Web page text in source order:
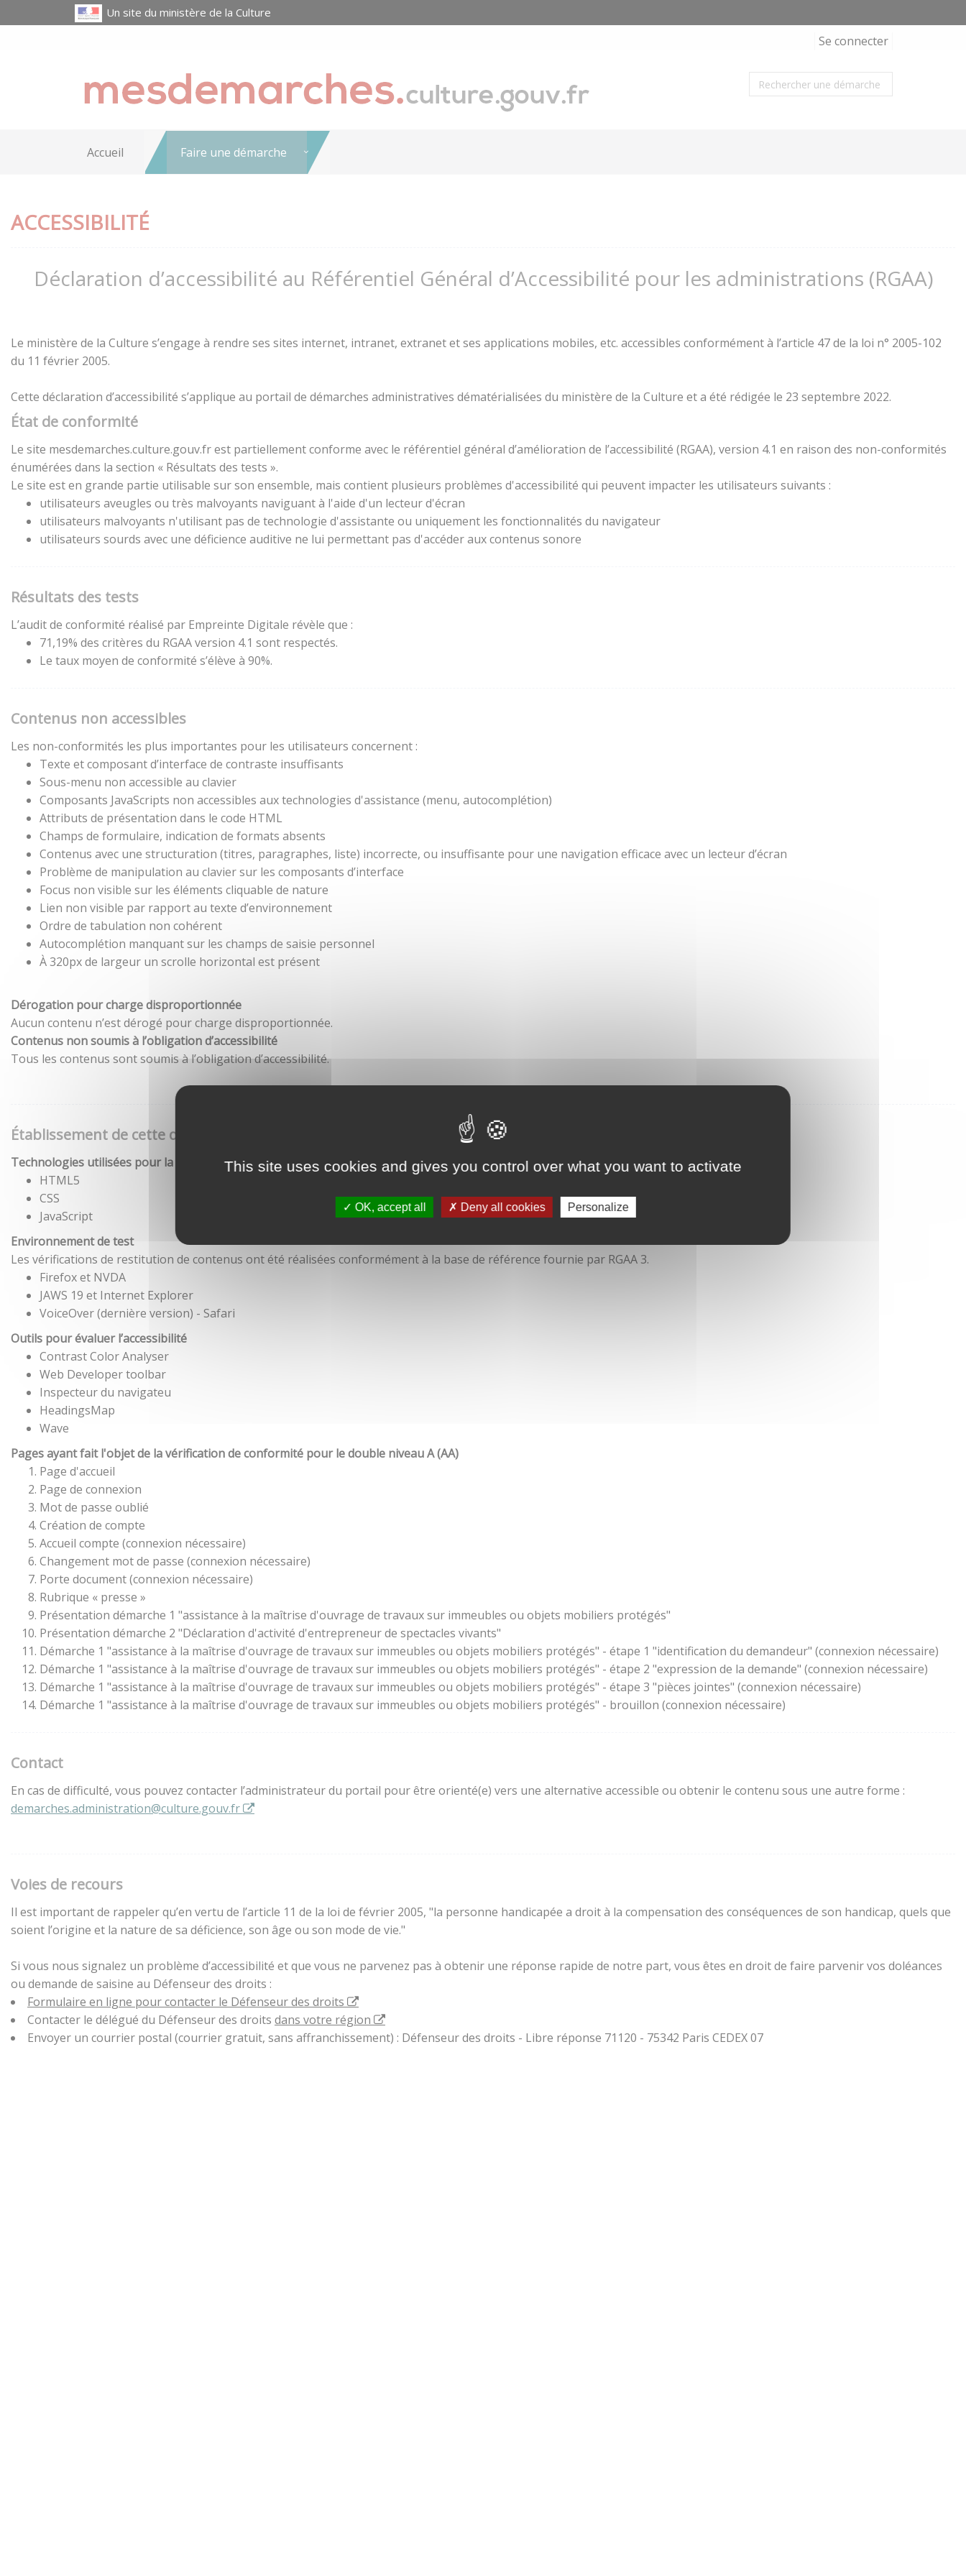
This site uses cookies and gives you control over what you want to activate
OK, accept all Deny all cookies Personalize
Un site du ministère de la Culture
Se connecter
Accueil Faire une démarche
ACCESSIBILITÉ
Déclaration d’accessibilité au Référentiel Général d’Accessibilité pour les administrations (RGAA)
Le ministère de la Culture s’engage à rendre ses sites internet, intranet, extranet et ses applications mobiles, etc. accessibles conformément à l’article 47 de la loi n° 2005-102
du 11 février 2005.
Cette déclaration d’accessibilité s’applique au portail de démarches administratives dématérialisées du ministère de la Culture et a été rédigée le 23 septembre 2022.
État de conformité
Le site mesdemarches.culture.gouv.fr est partiellement conforme avec le référentiel général d’amélioration de l’accessibilité (RGAA), version 4.1 en raison des non-conformités
énumérées dans la section « Résultats des tests ».
Le site est en grande partie utilisable sur son ensemble, mais contient plusieurs problèmes d'accessibilité qui peuvent impacter les utilisateurs suivants :
utilisateurs aveugles ou très malvoyants naviguant à l'aide d'un lecteur d'écran
utilisateurs malvoyants n'utilisant pas de technologie d'assistante ou uniquement les fonctionnalités du navigateur
utilisateurs sourds avec une déficience auditive ne lui permettant pas d'accéder aux contenus sonore
Résultats des tests
L’audit de conformité réalisé par Empreinte Digitale révèle que :
71,19% des critères du RGAA version 4.1 sont respectés.
Le taux moyen de conformité s’élève à 90%.
Contenus non accessibles
Les non-conformités les plus importantes pour les utilisateurs concernent :
Texte et composant d’interface de contraste insuffisants
Sous-menu non accessible au clavier
Composants JavaScripts non accessibles aux technologies d'assistance (menu, autocomplétion)
Attributs de présentation dans le code HTML
Champs de formulaire, indication de formats absents
Contenus avec une structuration (titres, paragraphes, liste) incorrecte, ou insuffisante pour une navigation efficace avec un lecteur d’écran
Problème de manipulation au clavier sur les composants d’interface
Focus non visible sur les éléments cliquable de nature
Lien non visible par rapport au texte d’environnement
Ordre de tabulation non cohérent
Autocomplétion manquant sur les champs de saisie personnel
À 320px de largeur un scrolle horizontal est présent
Dérogation pour charge disproportionnée
Aucun contenu n’est dérogé pour charge disproportionnée.
Contenus non soumis à l’obligation d’accessibilité
Tous les contenus sont soumis à l’obligation d’accessibilité.
Établissement de cette déclaration d'accessibilité
Technologies utilisées pour la réalisation du site
HTML5
CSS
JavaScript
Environnement de test
Les vérifications de restitution de contenus ont été réalisées conformément à la base de référence fournie par RGAA 3.
Firefox et NVDA
JAWS 19 et Internet Explorer
VoiceOver (dernière version) - Safari
Outils pour évaluer l’accessibilité
Contrast Color Analyser
Web Developer toolbar
Inspecteur du navigateu
HeadingsMap
Wave
Pages ayant fait l'objet de la vérification de conformité pour le double niveau A (AA)
Page d'accueil
Page de connexion
Mot de passe oublié
Création de compte
Accueil compte (connexion nécessaire)
Changement mot de passe (connexion nécessaire)
Porte document (connexion nécessaire)
Rubrique « presse »
Présentation démarche 1 "assistance à la maîtrise d'ouvrage de travaux sur immeubles ou objets mobiliers protégés"
Présentation démarche 2 "Déclaration d'activité d'entrepreneur de spectacles vivants"
Démarche 1 "assistance à la maîtrise d'ouvrage de travaux sur immeubles ou objets mobiliers protégés" - étape 1 "identification du demandeur" (connexion nécessaire)
Démarche 1 "assistance à la maîtrise d'ouvrage de travaux sur immeubles ou objets mobiliers protégés" - étape 2 "expression de la demande" (connexion nécessaire)
Démarche 1 "assistance à la maîtrise d'ouvrage de travaux sur immeubles ou objets mobiliers protégés" - étape 3 "pièces jointes" (connexion nécessaire)
Démarche 1 "assistance à la maîtrise d'ouvrage de travaux sur immeubles ou objets mobiliers protégés" - brouillon (connexion nécessaire)
Contact
En cas de difficulté, vous pouvez contacter l’administrateur du portail pour être orienté(e) vers une alternative accessible ou obtenir le contenu sous une autre forme :
demarches.administration@culture.gouv.fr
Voies de recours
Il est important de rappeler qu’en vertu de l’article 11 de la loi de février 2005, "la personne handicapée a droit à la compensation des conséquences de son handicap, quels que
soient l’origine et la nature de sa déficience, son âge ou son mode de vie."
Si vous nous signalez un problème d’accessibilité et que vous ne parvenez pas à obtenir une réponse rapide de notre part, vous êtes en droit de faire parvenir vos doléances
ou demande de saisine au Défenseur des droits :
Formulaire en ligne pour contacter le Défenseur des droits
Contacter le délégué du Défenseur des droits dans votre région
Envoyer un courrier postal (courrier gratuit, sans affranchissement) : Défenseur des droits - Libre réponse 71120 - 75342 Paris CEDEX 07